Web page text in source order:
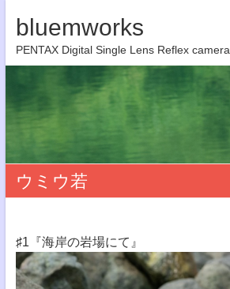
bluemworks
PENTAX Digital Single Lens Reflex camera
ウミウ若
♯1『海岸の岩場にて』